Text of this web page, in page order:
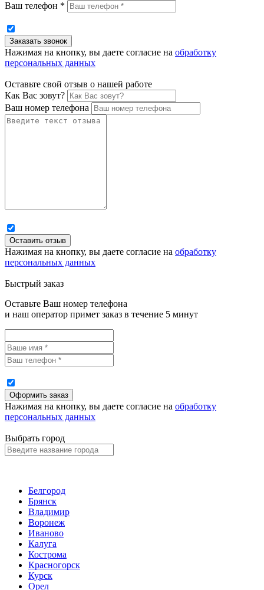
Ваш телефон *
Нажимая на кнопку, вы даете согласие на обработку
персональных данных
Оставьте свой отзыв о нашей работе
Как Вас зовут?
Ваш номер телефона
Нажимая на кнопку, вы даете согласие на обработку
персональных данных
Быстрый заказ
Оставьте Ваш номер телефона
и наш оператор примет заказ в течение 5 минут
Нажимая на кнопку, вы даете согласие на обработку
персональных данных
Выбрать город
Белгород
Брянск
Владимир
Воронеж
Иваново
Калуга
Кострома
Красногорск
Курск
Орел